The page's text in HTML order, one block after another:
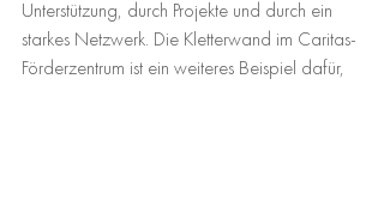
Unterstützung, durch Projekte und durch ein
starkes Netzwerk. Die Kletterwand im Caritas-
Förderzentrum ist ein weiteres Beispiel dafür,